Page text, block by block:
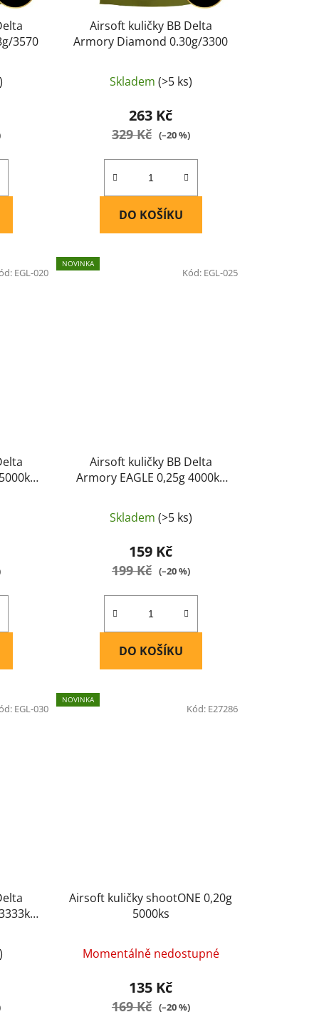
3570
Airsoft kuličky BB Delta
Armory Diamond 0.30g/3300
Skladem (>5 ks)
263 Kč
329 Kč (–20 %)
DO KOŠÍKU
EGL-020
NOVINKA
Airsoft kuličky BB Delta
Armory EAGLE 0,25g 4000ks
Skladem (>5 ks)
159 Kč
199 Kč (–20 %)
DO KOŠÍKU
Kód: EGL-025
EGL-030
NOVINKA
Airsoft kuličky shootONE 0,20g
5000ks
Momentálně nedostupné
135 Kč
169 Kč (–20 %)
Kód: E27286